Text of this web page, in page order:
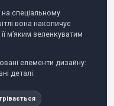
спеціальному
вона накопичує
м’яким зеленкуватим
елементи дизайну:
деталі.